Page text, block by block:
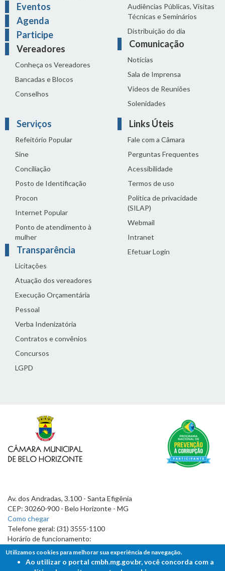
Eventos
Agenda
Participe
Vereadores
Conheça os Vereadores
Bancadas e Blocos
Conselhos
Audiências Públicas, Visitas
Técnicas e Seminários
Distribuição do dia
Comunicação
Notícias
Sala de Imprensa
Vídeos de Reuniões
Solenidades
Serviços
Refeitório Popular
Sine
Conciliação
Posto de Identificação
Procon
Internet Popular
Ponto de atendimento à
mulher
Transparência
Licitações
Atuação dos vereadores
Execução Orçamentária
Pessoal
Verba Indenizatória
Contratos e convênios
Concursos
LGPD
Links Úteis
Fale com a Câmara
Perguntas Frequentes
Acessibilidade
Termos de uso
Política de privacidade
(SILAP)
Webmail
Intranet
Efetuar Login
Av. dos Andradas, 3.100 - Santa Efigênia
CEP: 30260-900 - Belo Horizonte - MG
Como chegar
Telefone geral: (31) 3555-1100
Horário de funcionamento:
7h às 19h
Utilizamos cookies para melhorar sua experiência de navegação.
Ao utilizar o portal cmbh.mg.gov.br, você concorda com a